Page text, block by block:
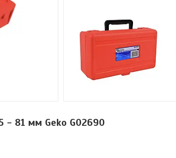
- 81 мм Geko G02690